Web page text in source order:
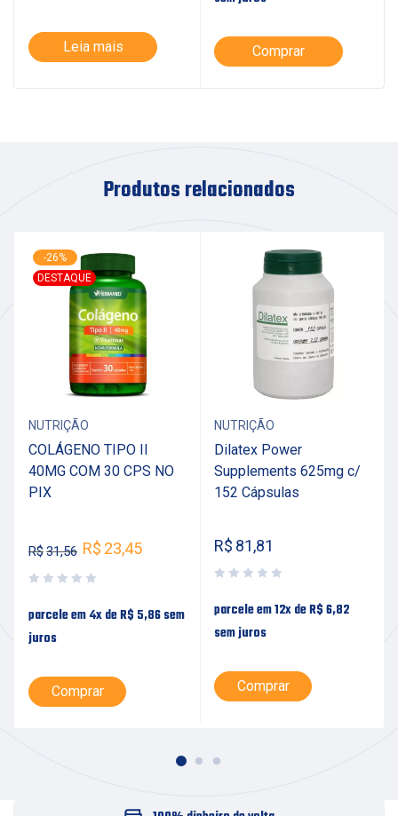
Leia mais Comprar
Produtos relacionados
-26%
DESTAQUE
NUTRIÇÃO
COLÁGENO TIPO II
40MG COM 30 CPS NO
PIX
R$31,56 R$ 23,45
parcele em 4x deR$ 5,86sem
juros
Comprar
NUTRIÇÃO
Dilatex Power
Supplements 625mg c/
152 Cápsulas
R$ 81,81
parcele em 12x deR$6,82
sem juros
Comprar